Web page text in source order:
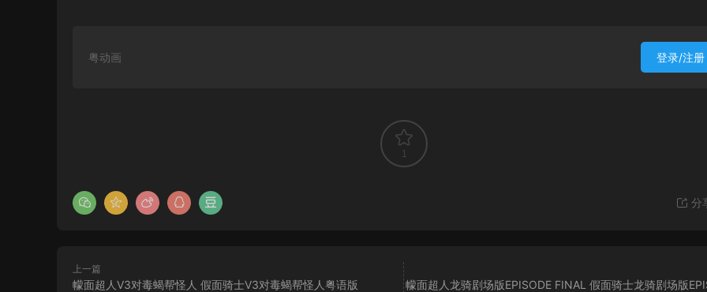
粤动画 登录/注册
1
分
上一篇
幪面超人V3对毒蝎帮怪人 假面骑士V3对毒蝎帮怪人粤语版
幪面超人龙骑剧场版EPISODE FINAL 假面骑士龙骑剧场版